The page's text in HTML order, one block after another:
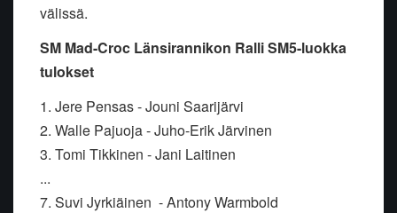
välissä.
SM Mad-Croc Länsirannikon Ralli SM5-luokka
tulokset
1. Jere Pensas - Jouni Saarijärvi
2. Walle Pajuoja - Juho-Erik Järvinen
3. Tomi Tikkinen - Jani Laitinen
...
7. Suvi Jyrkiäinen - Antony Warmbold